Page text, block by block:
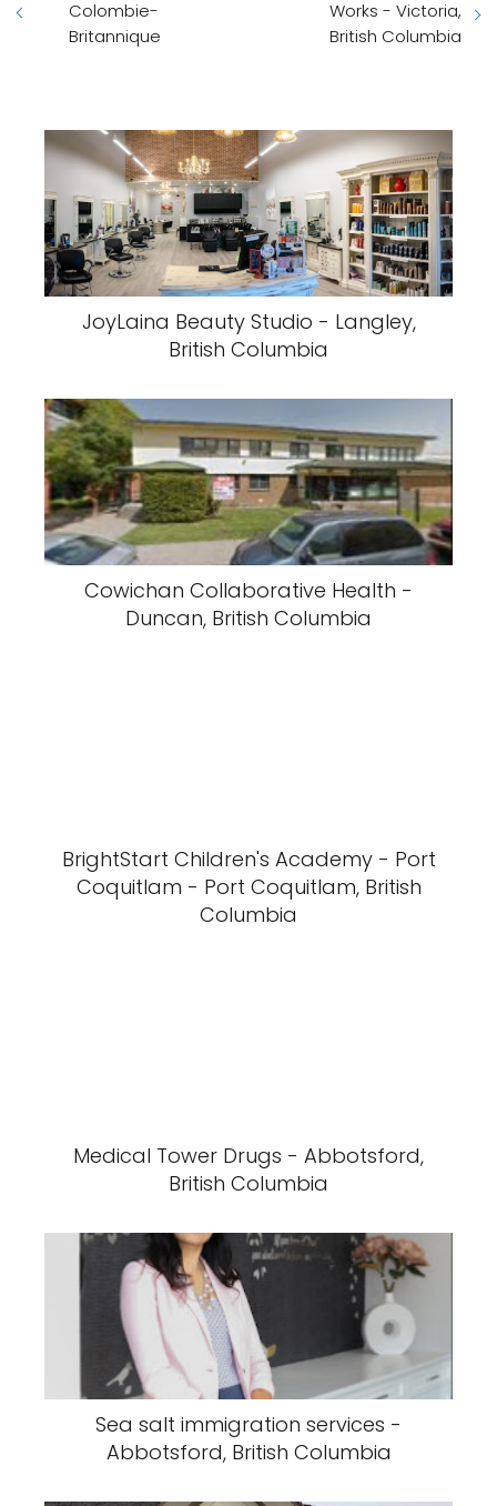
Colombie-
Britannique
Works - Victoria,
British Columbia
JoyLaina Beauty Studio - Langley,
British Columbia
Cowichan Collaborative Health -
Duncan, British Columbia
BrightStart Children's Academy - Port
Coquitlam - Port Coquitlam, British
Columbia
Medical Tower Drugs - Abbotsford,
British Columbia
Sea salt immigration services -
Abbotsford, British Columbia